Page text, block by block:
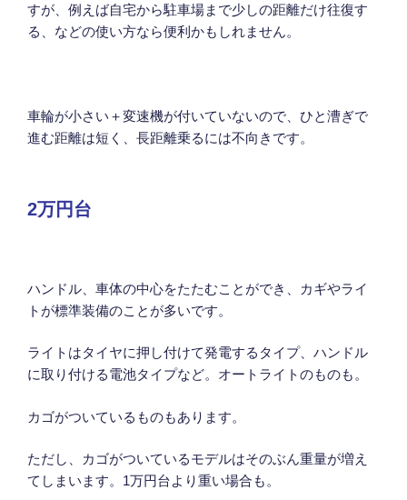
すが、例えば自宅から駐車場まで少しの距離だけ往復す
る、などの使い方なら便利かもしれません。
車輪が小さい＋変速機が付いていないので、ひと漕ぎで
進む距離は短く、長距離乗るには不向きです。
2万円台
ハンドル、車体の中心をたたむことができ、カギやライ
トが標準装備のことが多いです。
ライトはタイヤに押し付けて発電するタイプ、ハンドル
に取り付ける電池タイプなど。オートライトのものも。
カゴがついているものもあります。
ただし、カゴがついているモデルはそのぶん重量が増え
てしまいます。1万円台より重い場合も。